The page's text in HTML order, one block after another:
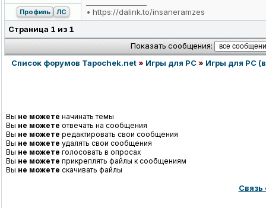
• https://dalink.to/insaneramzes
Профиль ЛС
Страница 1 из 1
Показать сообщения:
Список форумов Tapochek.net» Игры для PC» Игры для PC
Вы не можете начинать темы
Вы не можете отвечать на сообщения
Вы не можете редактировать свои сообщения
Вы не можете удалять свои сообщения
Вы не можете голосовать в опросах
Вы не можете прикреплять файлы к сообщениям
Вы не можете скачивать файлы